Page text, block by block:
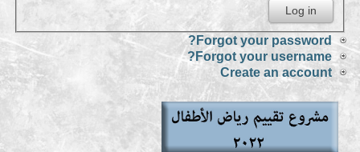
Forgot your password?
Forgot your username?
Create an account